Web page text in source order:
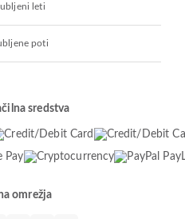
leti
poti
sredstva
omrežja